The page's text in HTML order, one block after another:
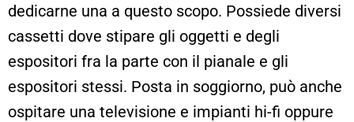
dedicarne una a questo scopo. Possiede diversi
cassetti dove stipare gli oggetti e degli
espositori fra la parte con il pianale e gli
espositori stessi. Posta in soggiorno, può anche
ospitare una televisione e impianti hi-fi oppure